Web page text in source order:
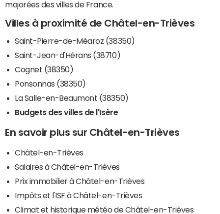
majorées des villes de France.
Villes à proximité de Châtel-en-Trièves
Saint-Pierre-de-Méaroz (38350)
Saint-Jean-d'Hérans (38710)
Cognet (38350)
Ponsonnas (38350)
La Salle-en-Beaumont (38350)
Budgets des villes de l'Isère
En savoir plus sur Châtel-en-Trièves
Châtel-en-Trièves
Salaires à Châtel-en-Trièves
Prix immobilier à Châtel-en-Trièves
Impôts et l'ISF à Châtel-en-Trièves
Climat et historique météo de Châtel-en-Trièves